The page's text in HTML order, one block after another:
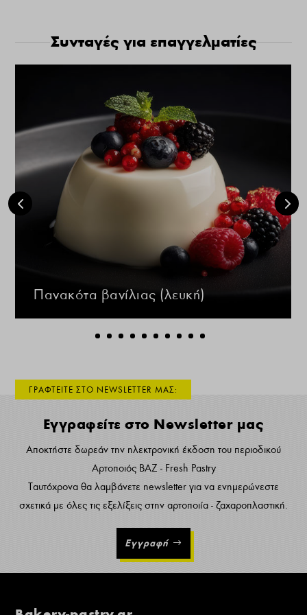
Συνταγές για επαγγελματίες
Πανακότα βανίλιας (λευκή)
ΓΡΑΦΤΕΙΤΕ ΣΤΟ NEWSLETTER ΜΑΣ:
Εγγραφείτε στο Newsletter μας
Αποκτήστε δωρεάν την ηλεκτρονική έκδοση του περιοδικού
Αρτοποιός ΒΑΖ - Fresh Pastry
Ταυτόχρονα θα λαμβάνετε newsletter για να ενημερώνεστε
σχετικά με όλες τις εξελίξεις στην αρτοποιία - ζαχαροπλαστική.
Εγγραφή